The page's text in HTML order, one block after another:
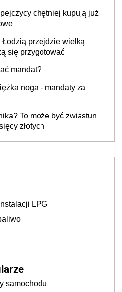
chętniej kupują już
Łodzią przejdzie wielką
się przygotować
mandat?
noga - mandaty za
To może być zwiastun
złotych
LPG
samochodu